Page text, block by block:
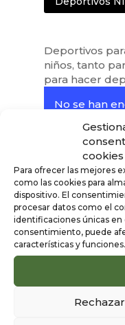
cookies
Para ofrecer las mejores
como las cookies para
dispositivo. El
procesar datos como el
identificaciones únicas en
consentimiento, puede
características y funciones.
Deportivos
niños, tanto
para hacer
No se han